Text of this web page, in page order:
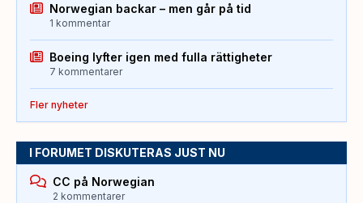
Norwegian backar – men går på tid
1 kommentar
Boeing lyfter igen med fulla rättigheter
7 kommentarer
Fler nyheter
I FORUMET DISKUTERAS JUST NU
CC på Norwegian
2 kommentarer